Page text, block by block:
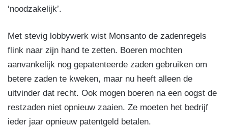
‘noodzakelijk’.
Met stevig lobbywerk wist Monsanto de zadenregels
flink naar zijn hand te zetten. Boeren mochten
aanvankelijk nog gepatenteerde zaden gebruiken om
betere zaden te kweken, maar nu heeft alleen de
uitvinder dat recht. Ook mogen boeren na een oogst de
restzaden niet opnieuw zaaien. Ze moeten het bedrijf
ieder jaar opnieuw patentgeld betalen.